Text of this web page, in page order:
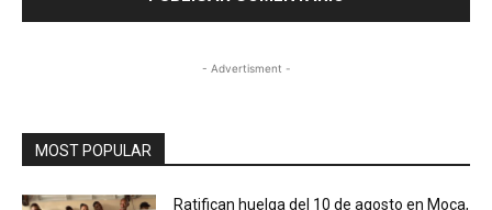
- Advertisment -
MOST POPULAR
Ratifican huelga del 10 de agosto en Moca,